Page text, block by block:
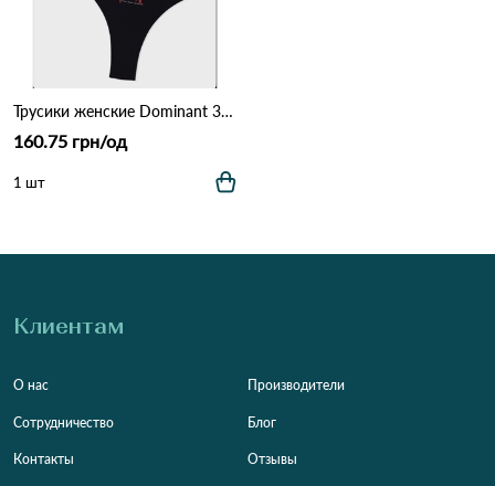
Трусики женские Dominant 39150-3 Различные цвета
160.75 грн/од
1 шт
Клиентам
О нас
Сотрудничество
Контакты
Производители
Блог
Отзывы